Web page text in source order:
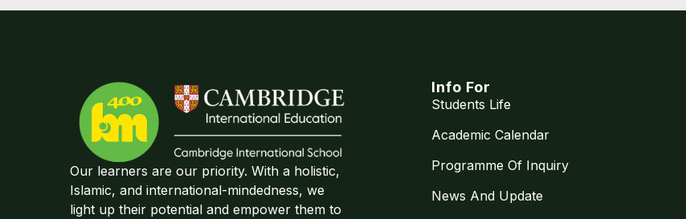
Our learners are our priority. With a holistic,
Islamic, and international-mindedness, we
light up their potential and empower them to
Info For
Students Life
Academic Calendar
Programme Of Inquiry
News And Update